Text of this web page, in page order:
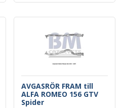
AVGASRÖR FRAM till
ALFA ROMEO 156 GTV
Spider